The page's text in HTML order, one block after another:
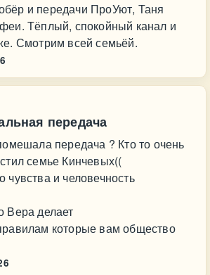
и передачи ПроУют, Таня
Тёплый, спокойный канал и
Смотрим всей семьёй.
передача
передача ? Кто то очень
семье Кинчевых((
и человечность
Вера делает
которые вам общество